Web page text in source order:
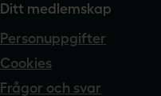
Ditt medlemskap
Personuppgifter
Cookies
Frågor och svar